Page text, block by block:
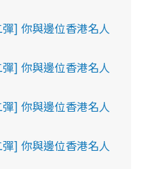
] 你與邊位香港名人
] 你與邊位香港名人
] 你與邊位香港名人
] 你與邊位香港名人